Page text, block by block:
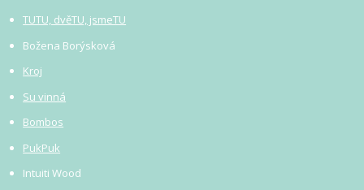
TUTU, dvěTU, jsmeTU
Božena Borýsková
Kroj
Su vinná
Bombos
PukPuk
Intuiti Wood